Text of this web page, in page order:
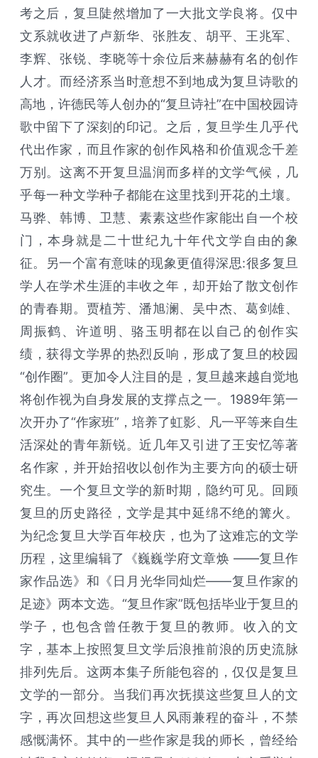
考之后，复旦陡然增加了一大批文学良将。仅中
文系就收进了卢新华、张胜友、胡平、王兆军、
李辉、张锐、李晓等十余位后来赫赫有名的创作
人才。而经济系当时意想不到地成为复旦诗歌的
高地，许德民等人创办的“复旦诗社”在中国校园诗
歌中留下了深刻的印记。之后，复旦学生几乎代
代出作家，而且作家的创作风格和价值观念千差
万别。这离不开复旦温润而多样的文学气候，几
乎每一种文学种子都能在这里找到开花的土壤。
马骅、韩博、卫慧、素素这些作家能出自一个校
门，本身就是二十世纪九十年代文学自由的象
征。另一个富有意味的现象更值得深思:很多复旦
学人在学术生涯的丰收之年，却开始了散文创作
的青春期。贾植芳、潘旭澜、吴中杰、葛剑雄、
周振鹤、许道明、骆玉明都在以自己的创作实
绩，获得文学界的热烈反响，形成了复旦的校园
“创作圈”。更加令人注目的是，复旦越来越自觉地
将创作视为自身发展的支撑点之一。1989年第一
次开办了“作家班”，培养了虹影、凡一平等来自生
活深处的青年新锐。近几年又引进了王安忆等著
名作家，并开始招收以创作为主要方向的硕士研
究生。一个复旦文学的新时期，隐约可见。回顾
复旦的历史路径，文学是其中延绵不绝的篝火。
为纪念复旦大学百年校庆，也为了这难忘的文学
历程，这里编辑了《巍巍学府文章焕 ——复旦作
家作品选》和《日月光华同灿烂——复旦作家的
足迹》两本文选。“复旦作家”既包括毕业于复旦的
学子，也包含曾任教于复旦的教师。收入的文
字，基本上按照复旦文学后浪推前浪的历史流脉
排列先后。这两本集子所能包容的，仅仅是复旦
文学的一部分。当我们再次抚摸这些复旦人的文
字，再次回想这些复旦人风雨兼程的奋斗，不禁
感慨满怀。其中的一些作家是我的师长，曾经给